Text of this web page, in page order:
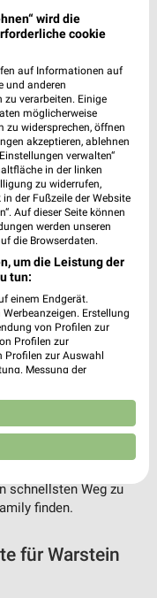
Route für die
hier findest Du
Die aktuellsten
Prospekten
schnellsten Weg zu
finden.
für Warstein
wird die
cookie
auf Informationen auf
und anderen
zu verarbeiten. Einige
möglicherweise
zu widersprechen, öffnen
akzeptieren, ablehnen
verwalten“
in der linken
zu widerrufen,
der Fußzeile der Website
Auf dieser Seite können
werden unseren
die Browserdaten.
um die Leistung der
tun:
einem Endgerät.
Erstellung
von Profilen zur
Profilen zur
Profilen zur Auswahl
Messung der
Entwicklung und
Daten zur Auswahl
weitergegeben und in die